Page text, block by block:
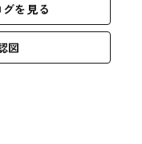
を見る
図